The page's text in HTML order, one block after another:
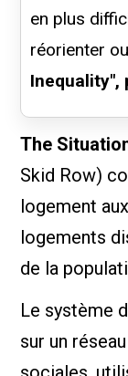
en plus
réorienter
Inequality",
The
Skid Row)
logement
logements
de la
Le système
sur un